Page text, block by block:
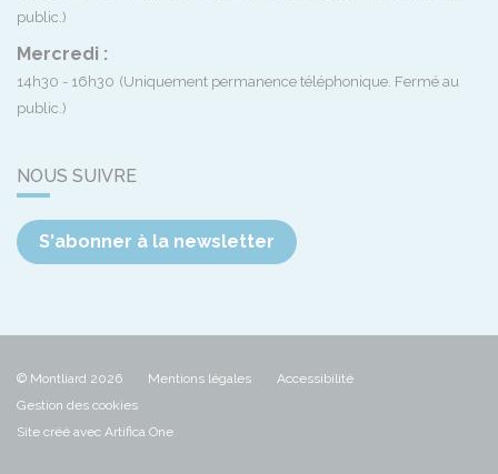
public.)
Mercredi :
14h30 - 16h30 (Uniquement permanence téléphonique. Fermé au
public.)
NOUS SUIVRE
S'abonner à la newsletter
© Montliard 2026 Mentions légales
Accessibilité
Gestion des cookies
Site créé avec Artifica One